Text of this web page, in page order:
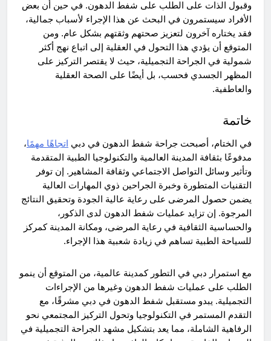
وقبول الذات على الطلب على شفط الدهون. في حين أن بعض
الأفراد سيستمرون في البحث عن هذا الإجراء لأسباب جمالية،
فقد يختاره آخرون لتعزيز صحتهم وثقتهم بشكل عام. ومن
المتوقع أن يؤدي هذا التحول في العقلية إلى اتباع نهج أكثر
شمولية في الجراحة التجميلية، حيث لا يقتصر التركيز على
المظهر الجسدي فحسب، بل أيضًا على الصحة العقلية
والعاطفية.
خاتمة
في الختام، أصبحت جراحة شفط الدهون في دبي اتجاهًا مهمًا،
مدفوعًا بثقافة المدينة العالمية والتكنولوجيا الطبية المتقدمة
وتأثير وسائل التواصل الاجتماعي وثقافة المشاهير. إن توفر
التقنيات المتطورة وخبرة الجراحين ذوي المهارات العالية
يضمن حصول المرضى على رعاية عالية الجودة وتحقيق النتائج
المرجوة. إن تزايد عمليات شفط الدهون لدى الذكور،
والحساسية الثقافية في رعاية المرضى، ومكانة المدينة كمركز
للسياحة الطبية تساهم في زيادة شعبية هذا الإجراء.
مع استمرار دبي في التطور كمدينة عالمية، من المتوقع أن ينمو
الطلب على عمليات شفط الدهون وغيرها من الإجراءات
التجميلية. يبدو مستقبل شفط الدهون في دبي مشرقًا، مع
التقدم المستمر في التكنولوجيا وتحول التركيز المجتمعي نحو
الرفاهية الشاملة، مما يعد بتشكيل مشهد الجراحة التجميلية في